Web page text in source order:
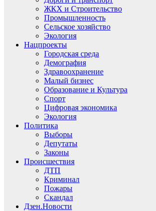
ЖКХ и Строительство
Промышленность
Сельское хозяйство
Экология
Нацпроекты
Городская среда
Демография
Здравоохранение
Малый бизнес
Образование и Культура
Спорт
Цифровая экономика
Экология
Политика
Выборы
Депутаты
Законы
Происшествия
ДТП
Криминал
Пожары
Скандал
Дзен.Новости